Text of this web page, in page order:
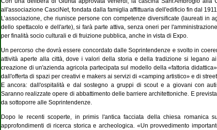
all'associazione CasciNet, fondata dalla famiglia affittuaria dell'edificio fin dal
L’associazione, che riunisce persone con competenze diversificate (laureati
dello spettacolo e dell'arte), si farà parte attiva, senza oneri per
per finalità socio culturali e di fruizione pubblica, anche in vista di Expo.
Un percorso che dovrà essere concordato dalle Soprintendenze e svolto in
attività aperte alla città, dove i valori della storia e della tradizione si legano
creazione di un'azienda agricola partecipata sul modello della «fattoria
dall'offerta di spazi per creativi e makers ai servizi di «camping artistico» e di
E ancora: dall'ospitalità e dal sostegno a gruppi di scout e a giovani con
Sarannorealizzate opere di abbattimento delle barriere architettoniche. E
da sottoporre alle Soprintendenze.
Dopo le recenti scoperte, in primis l'antica facciata della chiesa romanica
approfondimenti di ricerca storica e archeologica. «Un provvedimento